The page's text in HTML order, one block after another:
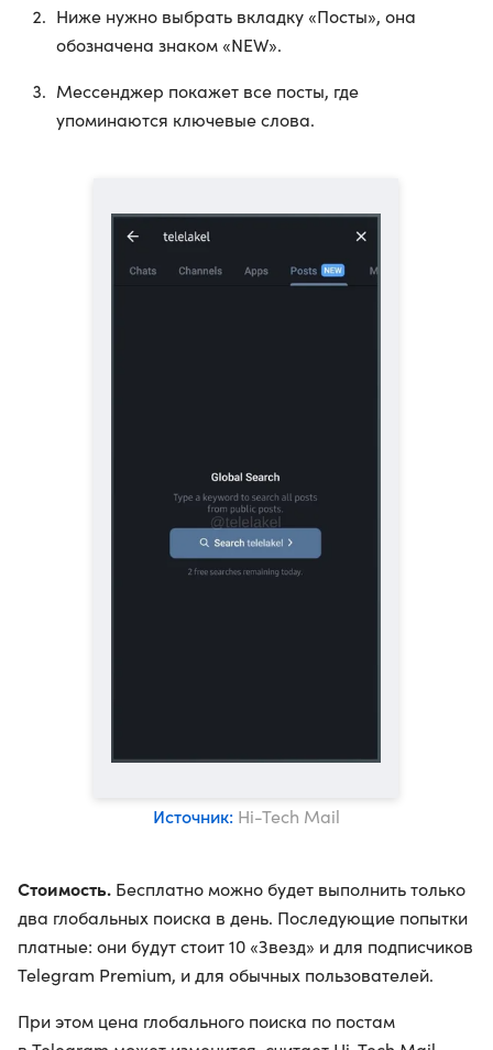
Ниже нужно выбрать вкладку «Посты», она
обозначена знаком «NEW».
Мессенджер покажет все посты, где
упоминаются ключевые слова.
Источник: Hi-Tech Mail
Стоимость. Бесплатно можно будет выполнить только
два глобальных поиска в день. Последующие попытки
платные: они будут стоит 10 «Звезд» и для подписчиков
Telegram Premium, и для обычных пользователей.
При этом цена глобального поиска по постам